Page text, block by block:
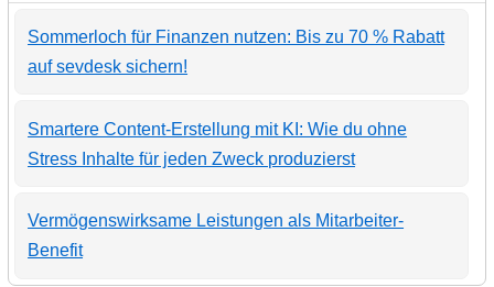
Sommerloch für Finanzen nutzen: Bis zu 70 % Rabatt
auf sevdesk sichern!
Smartere Content-Erstellung mit KI: Wie du ohne
Stress Inhalte für jeden Zweck produzierst
Vermögenswirksame Leistungen als Mitarbeiter-
Benefit